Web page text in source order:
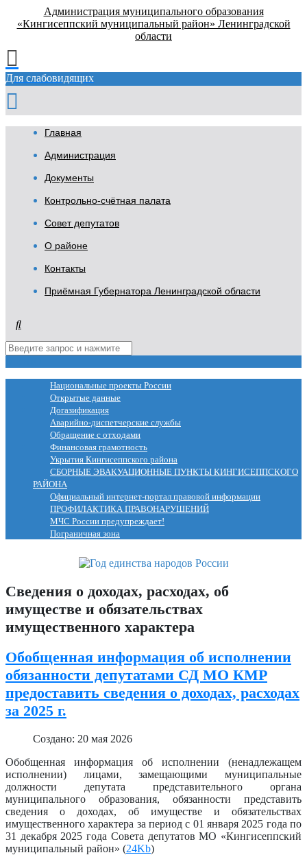
Администрация муниципального образования
«Кингисеппский муниципальный район» Ленинградской
области
Для слабовидящих
Главная
Администрация
Документы
Контрольно-счётная палата
Совет депутатов
О районе
Контакты
Приёмная Губернатора Ленинградской области
Национальные проекты России
Открытые данные
Догазификация
Аварийно-диспетчерские службы
Обращение с отходами
Финансовая грамотность
Укрытия Кингисеппского района
СБОРНЫЕ ЭВАКУАЦИОННЫЕ ПУНКТЫ КИНГИСЕППСКОГО
РАЙОНА
Официальный интернет-портал правовой информации
ПРОФИЛАКТИКА ПРАВОНАРУШЕНИЙ
МЧС России предупреждает!
Пограничная зона
Сведения о доходах, расходах, об
имуществе и обязательствах
имущественного характера
Обобщенная информация об исполнении
обязанности депутатами СД МО КМР
предоставить сведения о доходах, расходах
за 2025 г.
Создано: 20 мая 2026
Обобщенная информация об исполнении (ненадлежащем
исполнении) лицами, замещающими муниципальные
должности депутата представительного органа
муниципального образования, обязанности представить
сведения о доходах, об имуществе и обязательствах
имущественного характера за период с 01 января 2025 года по
31 декабря 2025 года Совета депутатов МО «Кингисеппский
муниципальный район» (24Kb)